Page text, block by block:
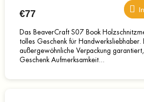
€77
Das BeaverCraft S07 Book
tolles Geschenk für Handwerksliebhaber.
außergewöhnliche Verpackung
Geschenk Aufmerksamkeit...